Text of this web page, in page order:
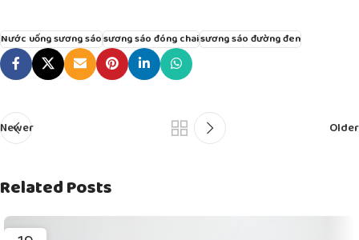
Nước uống sương sáosương sáo đóng chaisương sáo đường đen
Newer Older
Related Posts